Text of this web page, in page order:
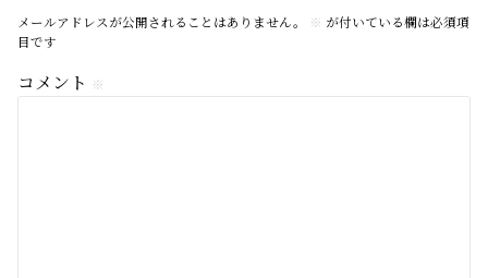
メールアドレスが公開されることはありません。 ※ が付いている欄は必須項
目です
コメント ※